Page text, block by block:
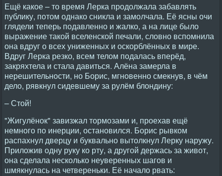
Ещё какое – то время Лерка продолжала забавлять
публику, потом однако сникла и замолчала. Её ясны очи
глядели теперь подавленно и жалко, а на лице было
выражение такой вселенской печали, словно вспомнила
она вдруг о всех униженных и оскорблённых в мире.
Вдруг Лерка резко, всем телом подалась вперёд,
закряхтела и стала давиться. Алёна замерла в
нерешительности, но Борис, мгновенно смекнув, в чём
дело, рявкнул сидевшему за рулём блондину:
– Стой!
"Жигулёнок" завизжал тормозами и, проехав ещё
немного по инерции, остановился. Борис рывком
распахнул дверцу и буквально вытолкнул Лерку наружу.
Приложив одну руку ко рту, а другой держась за живот,
она сделала несколько неуверенных шагов и
шмякнулась на четвереньки. Её начало рвать: